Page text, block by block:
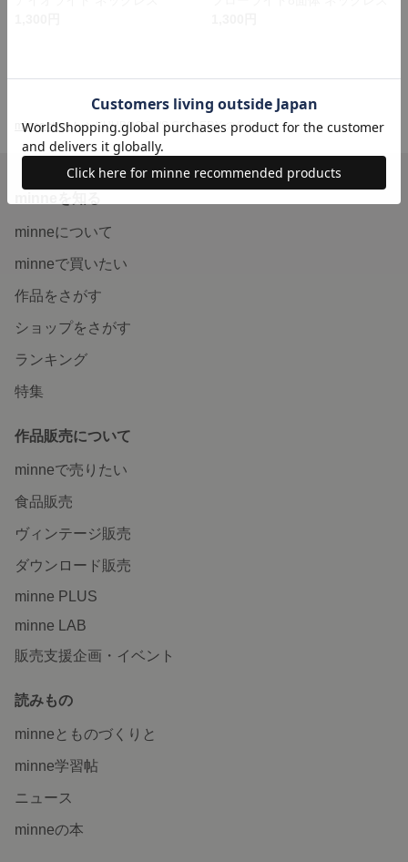
minne ホーム KUUBOOOO'S GALLERY の作品一覧
minneについて
minneで買いたい
作品をさがす
ショップをさがす
ランキング
特集
作品販売について
minneで売りたい
食品販売
ヴィンテージ販売
ダウンロード販売
minne PLUS
minne LAB
販売支援企画・イベント
読みもの
minneとものづくりと
minne学習帖
ニュース
minneの本